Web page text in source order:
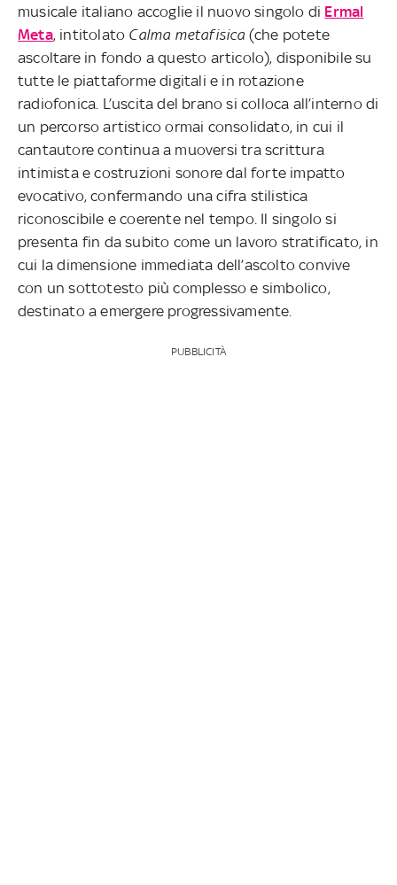
musicale italiano accoglie il nuovo singolo di Ermal
Meta, intitolato Calma metafisica (che potete
ascoltare in fondo a questo articolo), disponibile su
tutte le piattaforme digitali e in rotazione
radiofonica. L’uscita del brano si colloca all’interno di
un percorso artistico ormai consolidato, in cui il
cantautore continua a muoversi tra scrittura
intimista e costruzioni sonore dal forte impatto
evocativo, confermando una cifra stilistica
riconoscibile e coerente nel tempo. Il singolo si
presenta fin da subito come un lavoro stratificato, in
cui la dimensione immediata dell’ascolto convive
con un sottotesto più complesso e simbolico,
destinato a emergere progressivamente.
PUBBLICITÀ